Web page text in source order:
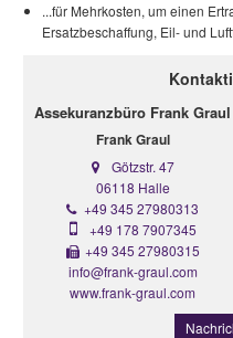
...für Mehrkosten, um einen
Ersatzbeschaffung, Eil- und
Assekuranzbüro Frank Graul
Frank Graul
Götzstr. 47
06118 Halle
+49 345 27980313
+49 178 7907345
+49 345 27980315
info@frank-graul.com
www.frank-graul.com